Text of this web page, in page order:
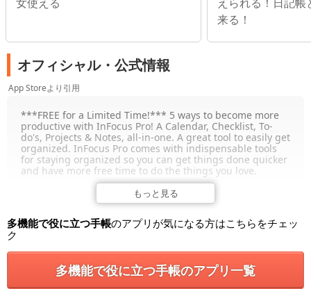
来る！
オフィシャル・公式情報
App Storeより引用
もっと見る
***FREE for a Limited Time!*** 5 ways to become more
productive with InFocus Pro! A Calendar, Checklist, To-
do's, Projects & Notes, all-in-one. A great tool to easily get
organized. InFocus Pro comes with indispensable tools
for staying organized so you can get things done quicker
and have more free time to do the things you love.
Great for work, school, shopping, organizing events,
planning a vacation and organizing your daily life. Highly
flexible so you can choose the way you want to organize
yourself, from a simple checklist to a more complex
in control!
Ranked in the top 25 productivity apps multiple times in
2013, 2014 and 2015.
多機能で役に立つ手帳のアプリが気になる方はこちらをチェッ
ク
多機能で役に立つ手帳のアプリ一覧